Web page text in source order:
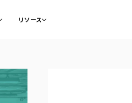
リソース